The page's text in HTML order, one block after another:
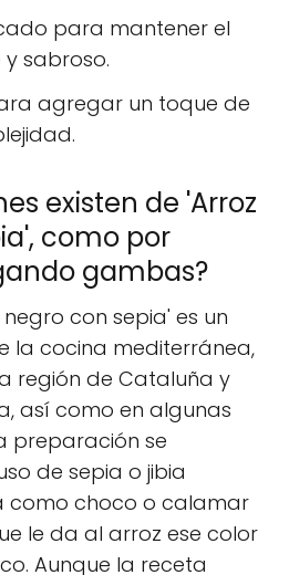
para mantener el
sabroso.
agregar un toque de
existen de 'Arroz
como por
gambas?
con sepia' es un
la cocina mediterránea,
región de Cataluña y
así como en algunas
preparación se
de sepia o jibia
como choco o calamar
le da al arroz ese color
Aunque la receta